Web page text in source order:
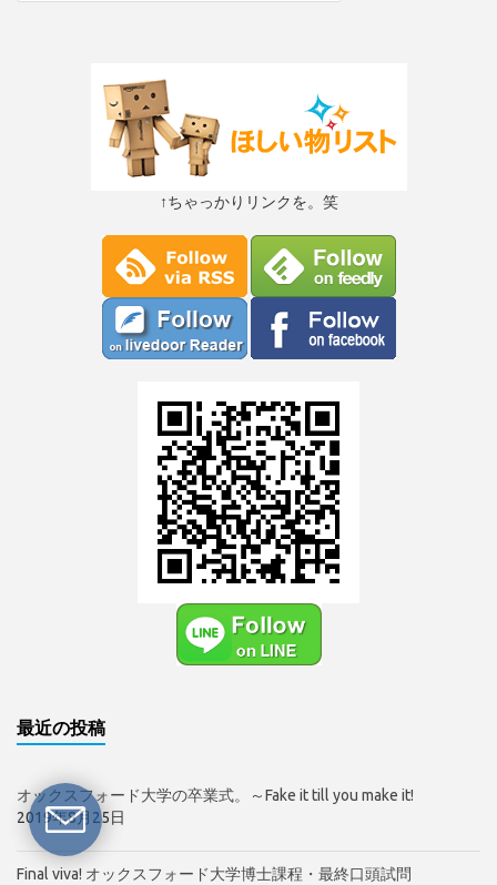
↑ちゃっかりリンクを。笑
最近の投稿
オックスフォード大学の卒業式。～Fake it till you make it!
2019年8月25日
Final viva! オックスフォード大学博士課程・最終口頭試問